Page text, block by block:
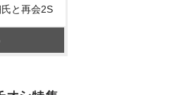
と再会2S